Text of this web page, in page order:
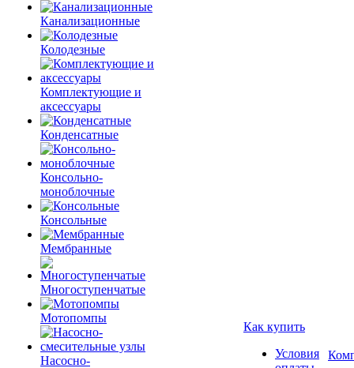
Канализационные
Колодезные
Комплектующие и
аксессуары
Конденсатные
Консольно-
моноблочные
Консольные
Мембранные
Многоступенчатые
Мотопомпы
Насосно-
Как купить
Условия